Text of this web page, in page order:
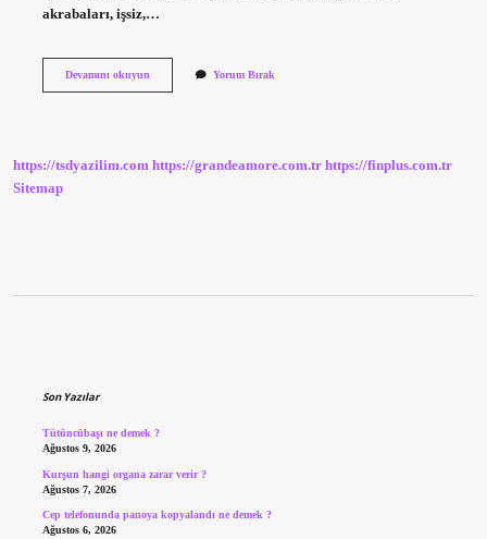
akrabaları, işsiz,…
Devamını okuyunE-
Ödenir
Yorum Bırak
https://tsdyazilim.com https://grandeamore.com.tr https://finplus.com.tr
Sitemap
Son Yazılar
Tütüncübaşı ne demek ?
Ağustos 9, 2026
Kurşun hangi organa zarar verir ?
Ağustos 7, 2026
Cep telefonunda panoya kopyalandı ne demek ?
Ağustos 6, 2026